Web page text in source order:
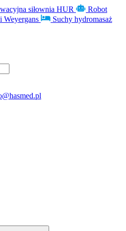
siłownia HUR
Robot
Weyergans Suchy hydromasaż